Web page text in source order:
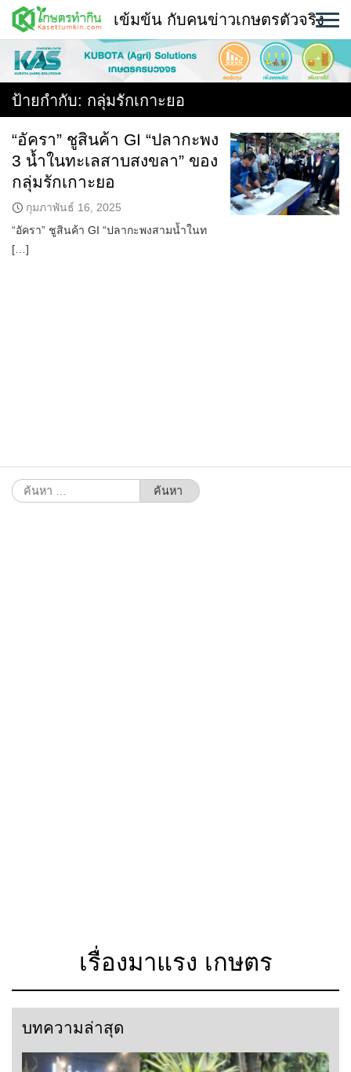
Skip
content
พืช
หน้าแรก
แวดวงเกษตร
ใคร ทำอะไร ที่ไหน
สถานีข่าววันนี้
เข้มข้น กับคนข่าวเกษตรตัวจริง
ป้ายกำกับ: กลุ่มรักเกาะยอ
“อัครา” ชูสินค้า GI “ปลากะพง
3 น้ำในทะเลสาบสงขลา” ของ
กลุ่มรักเกาะยอ
กุมภาพันธ์ 16, 2025
“อัครา” ชูสินค้า GI “ปลากะพงสามน้ำในท
[…]
ค้นหา
สำหรับ:
เรื่องมาแรง เกษตร
บทความล่าสุด